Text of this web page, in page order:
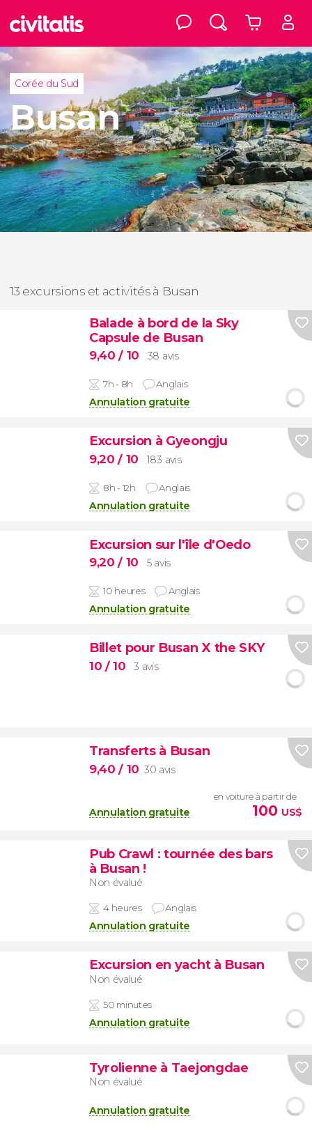
Corée du Sud
Busan
13 excursions et activités à Busan
Balade à bord de la Sky
Capsule de Busan
9,40/ 10 38 avis
7h - 8h Anglais
Annulation gratuite
Excursion à Gyeongju
9,20/ 10 183 avis
8h - 12h Anglais
Annulation gratuite
Excursion sur l'île d'Oedo
9,20/ 10 5 avis
10 heures Anglais
Annulation gratuite
Billet pour Busan X the SKY
10 / 10 3 avis
Transferts à Busan
9,40/ 10 30 avis
Annulation gratuite
en voiture à partir de
100 US$
Pub Crawl : tournée des bars
à Busan !
Non évalué
4 heures Anglais
Annulation gratuite
Excursion en yacht à Busan
Non évalué
50 minutes
Annulation gratuite
Tyrolienne à Taejongdae
Non évalué
Annulation gratuite